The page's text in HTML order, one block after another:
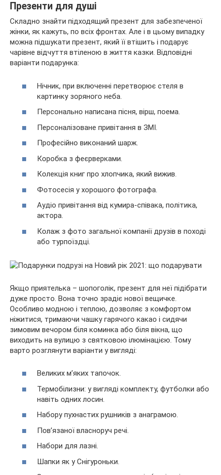
Презенти для душі
Складно знайти підходящий презент для забезпеченої
жінки, як кажуть, по всіх фронтах. Але і в цьому випадку
можна підшукати презент, який її втішить і подарує
чарівне відчуття втіленою в життя казки. Відповідні
варіанти подарунка:
Нічник, при включенні перетворює стеля в
картинку зоряного неба.
Персонально написана пісня, вірш, поема.
Персоналізоване привітання в ЗМІ.
Професійно виконаний шарж.
Коробка з феєрверками.
Колекція книг про хлопчика, який вижив.
Фотосесія у хорошого фотографа.
Аудіо привітання від кумира-співака, політика,
актора.
Колаж з фото загальної компанії друзів в поході
або турпоїздці.
Якщо приятелька – шопоголік, презент для неї підібрати
дуже просто. Вона точно зрадіє нової вещичке.
Особливо модною і теплою, дозволяє з комфортом
ніжитися, тримаючи чашку гарячого какао і сидячи
зимовим вечором біля коминка або біля вікна, що
виходить на вулицю з святковою ілюмінацією. Тому
варто розглянути варіанти у вигляді:
Великих м’яких тапочок.
Термобілизни: у вигляді комплекту, футболки або
навіть одних лосин.
Набору пухнастих рушників з анаграмою.
Пов’язаної власноруч речі.
Набори для лазні.
Шапки як у Снігуроньки.